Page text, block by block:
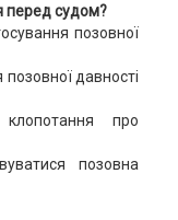
перед судом?
позовної
давності
про
позовна